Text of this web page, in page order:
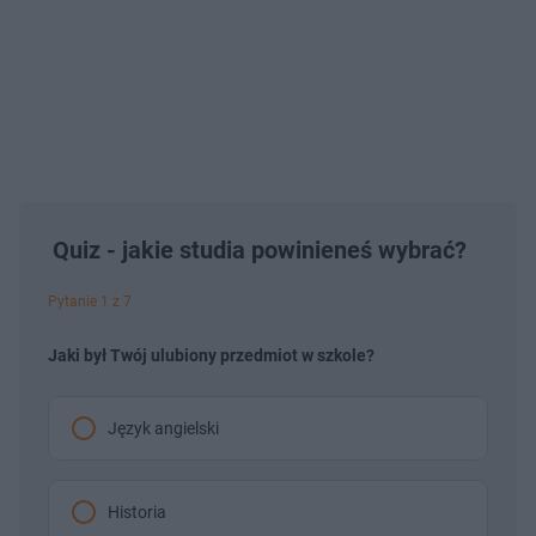
Quiz - jakie studia powinieneś wybrać?
Pytanie 1 z 7
Jaki był Twój ulubiony przedmiot w szkole?
Język angielski
Historia